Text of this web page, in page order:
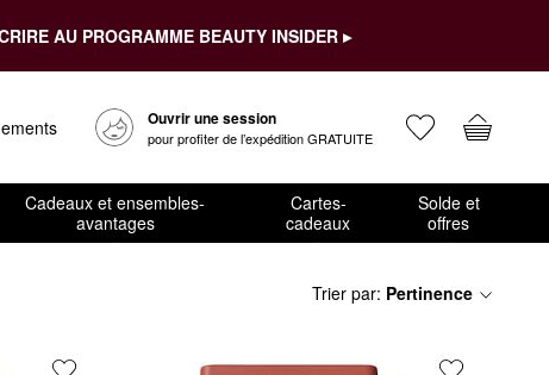
AU PROGRAMME BEAUTY INSIDER ▸
Ouvrir une session
pour profiter de l’expédition GRATUITE
Cadeaux et ensembles-
avantages
Cartes-
cadeaux
Solde et
offres
Trier par: Pertinence